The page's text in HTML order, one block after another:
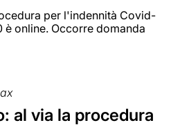
per l'indennità Covid-
online. Occorre domanda
al via la procedura